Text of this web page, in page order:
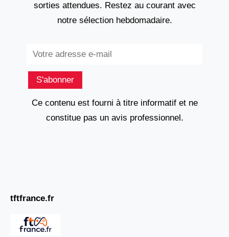
sorties attendues. Restez au courant avec
notre sélection hebdomadaire.
S'abonner
Ce contenu est fourni à titre informatif et ne
constitue pas un avis professionnel.
tftfrance.fr